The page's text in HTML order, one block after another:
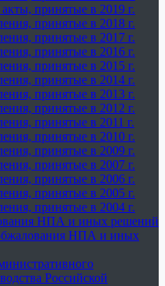
принятые в 2019 г.
принятые в 2018 г.
принятые в 2017 г.
принятые в 2016 г.
принятые в 2015 г.
принятые в 2014 г.
принятые в 2013 г.
принятые в 2012 г.
принятые в 2011 г.
принятые в 2010 г.
принятые в 2009 г.
принятые в 2007 г.
принятые в 2006 г.
принятые в 2005 г.
принятые в 2004 г.
НПА и иных решений
НПА и иных
Российской